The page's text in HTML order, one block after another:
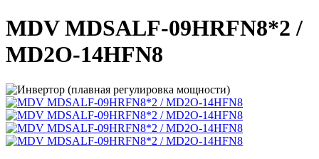
MDV MDSALF-09HRFN8*2 /
MD2O-14HFN8